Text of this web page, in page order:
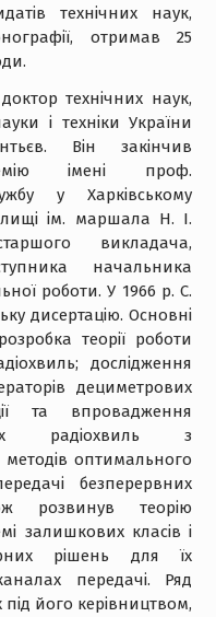
технічних наук,
отримав 25
технічних наук,
і техніки України
Він закінчив
імені проф.
у Харківському
ім. маршала Н. І.
викладача,
начальника
роботи. У 1966 р. С.
дисертацію. Основні
теорії роботи
дослідження
дециметрових
та впровадження
радіохвиль з
оптимального
безперервних
розвинув теорію
залишкових класів і
рішень для їх
передачі. Ряд
його керівництвом,